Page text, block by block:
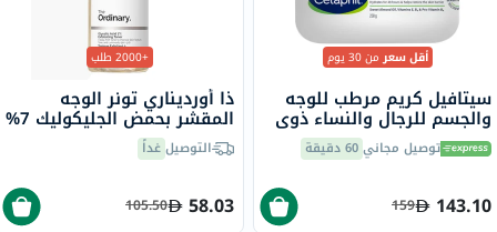
أقل سعرمن 30 يوم
سيتافيل كريم مرطب للوجه
والجسم للرجال والنساء ذوي
البشرة الجافة إلى الجافة جدًا
والحساسة، بدون رائحة، 250 توصيل مجاني60 دقيقة
143.10
159
+2000 طلب
ذا أورديناري تونر الوجه
المقشر بحمض الجليكوليك 7%
لتوحيد لون البشرة 240 مل
التوصيلغداً
58.03
105.50